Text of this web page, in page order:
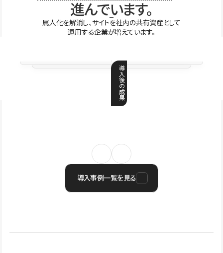
進んでいます。
属人化を解消し、サイトを社内の共有資産として
運用する企業が増えています。
導
入
後
の
成
果
導入事例一覧を見る